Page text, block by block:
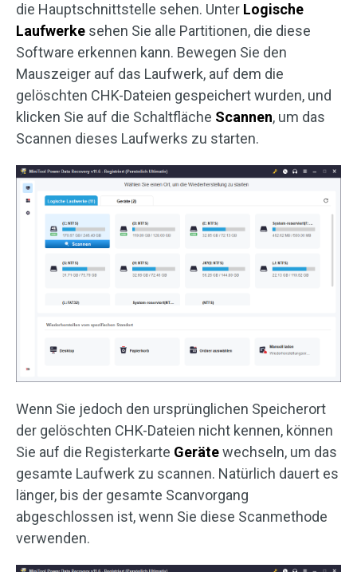
die Hauptschnittstelle sehen. Unter Logische
Laufwerke sehen Sie alle Partitionen, die diese
Software erkennen kann. Bewegen Sie den
Mauszeiger auf das Laufwerk, auf dem die
gelöschten CHK-Dateien gespeichert wurden, und
klicken Sie auf die Schaltfläche Scannen, um das
Scannen dieses Laufwerks zu starten.
Wenn Sie jedoch den ursprünglichen Speicherort
der gelöschten CHK-Dateien nicht kennen, können
Sie auf die Registerkarte Gerätewechseln, um das
gesamte Laufwerk zu scannen. Natürlich dauert es
länger, bis der gesamte Scanvorgang
abgeschlossen ist, wenn Sie diese Scanmethode
verwenden.